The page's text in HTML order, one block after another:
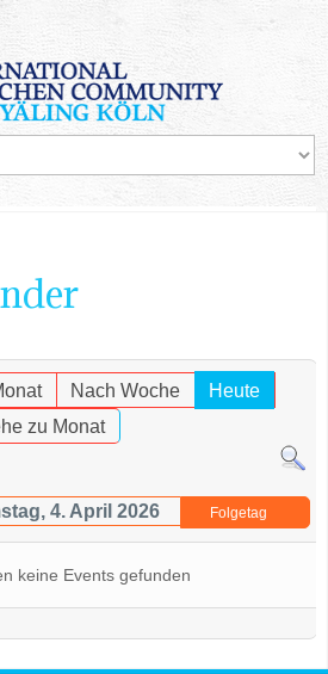
Nach Woche
Heute
zu Monat
4. April 2026 Folgetag
keine Events gefunden